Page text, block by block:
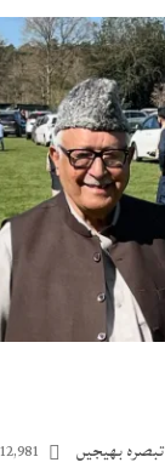
تبصرہ بھیجیں 12,981